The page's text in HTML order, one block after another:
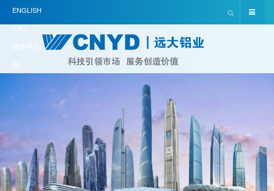
ENGLISH
(UK)
简体中文(中
国)